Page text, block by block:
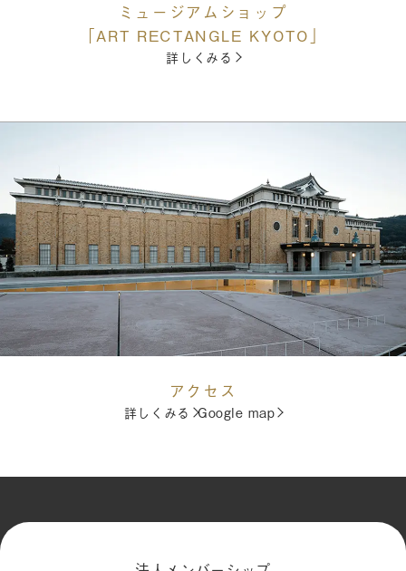
ミュージアムショップ
「ART RECTANGLE KYOTO」
詳しくみる
アクセス
詳しくみる Google map